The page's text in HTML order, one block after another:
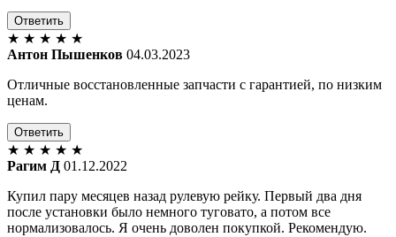
Ответить
★ ★ ★ ★ ★
Антон Пышенков 04.03.2023
Отличные восстановленные запчасти с гарантией, по низким
ценам.
Ответить
★ ★ ★ ★ ★
Рагим Д 01.12.2022
Купил пару месяцев назад рулевую рейку. Первый два дня
после установки было немного туговато, а потом все
нормализовалось. Я очень доволен покупкой. Рекомендую.